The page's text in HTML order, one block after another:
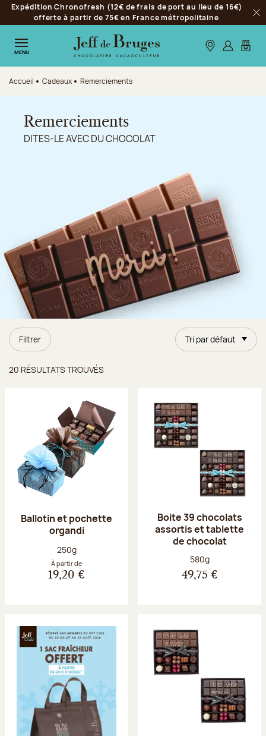
Aller à la navigation
Aller au contenu principal
Aller au pied de page
Expédition Chronofresh (12€ de frais de port au lieu de 16€)
offerte à partir de 75€ en France métropolitaine
MENU Nos boutiques
S’identifier
Mon
Accueil Cadeaux Remerciements
Remerciements
DITES-LE AVEC DU CHOCOLAT
Filtrer Tri par défaut
20 RÉSULTATS TROUVÉS
Ballotin et pochette
organdi
Poids net :
250g
À partir de
19,20 €
Boite 39 chocolats
assortis et tablette
de chocolat
Poids net :
580g
49,75 €
Offre Jeff Club du 20 juillet au 23